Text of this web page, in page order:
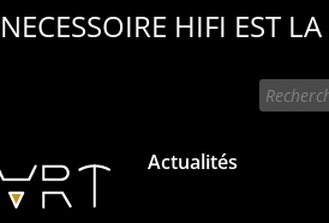
NECESSOIRE HIFI EST
de
produits
Actualités